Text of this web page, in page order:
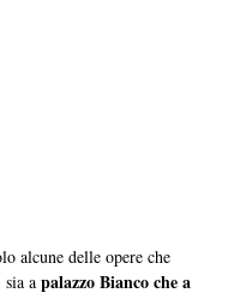
alcune delle opere che
a palazzo Bianco che a